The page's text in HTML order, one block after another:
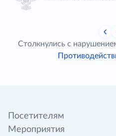
Столкнулись с
Посетителям
Мероприятия